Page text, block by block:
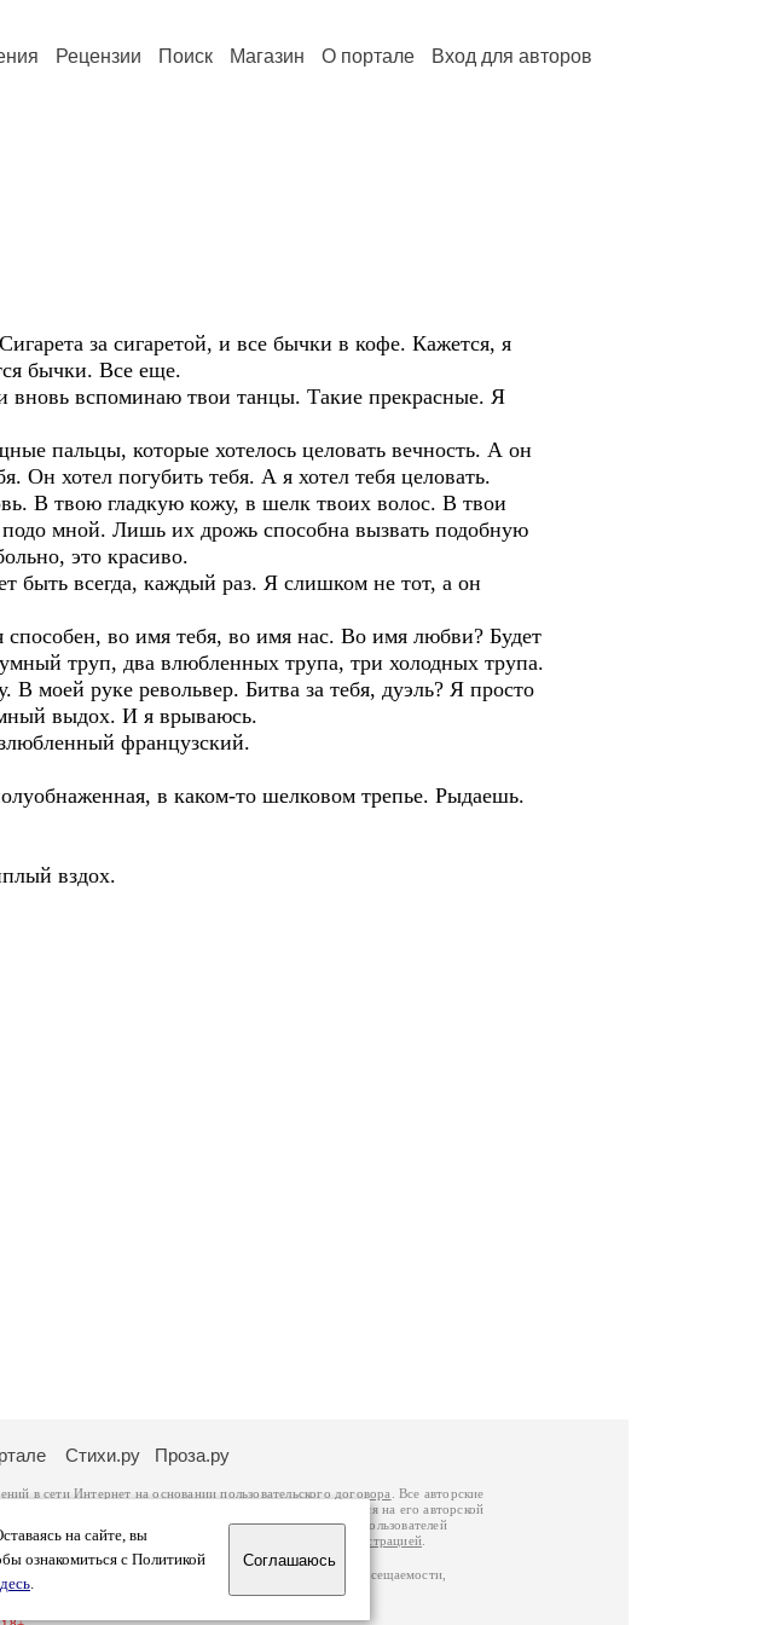
Рецензии Поиск Магазин О портале Вход для авторов
за сигаретой, и все бычки в кофе. Кажется, я
бычки. Все еще.
вновь вспоминаю твои танцы. Такие прекрасные. Я
пальцы, которые хотелось целовать вечность. А он
Он хотел погубить тебя. А я хотел тебя целовать.
В твою гладкую кожу, в шелк твоих волос. В твои
мной. Лишь их дрожь способна вызвать подобную
это красиво.
быть всегда, каждый раз. Я слишком не тот, а он
во имя тебя, во имя нас. Во имя любви? Будет
труп, два влюбленных трупа, три холодных трупа.
моей руке револьвер. Битва за тебя, дуэль? Я просто
выдох. И я врываюсь.
французский.
в каком-то шелковом трепье. Рыдаешь.
вздох.
на сайте, вы
ознакомиться с Политикой
.
Соглашаюсь
Стихи.ру Проза.ру
в сети Интернет на основаниипользовательского договора
. Все авторские
с согласия его автора, к которому вы можете обратиться на его авторской
законодательства Российской Федерации. Данные пользователей
подробнуюинформацию о портале связаться с администрацией
более полумиллиона страниц по данным счетчика посещаемости,
посетителей.